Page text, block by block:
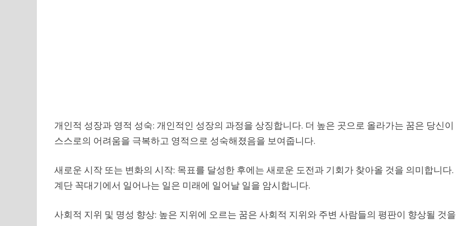
개인적 성장과 영적 성숙: 개인적인 성장의 과정을 상징합니다. 더 높은 곳으로 올라가는 꿈은 당신이
스스로의 어려움을 극복하고 영적으로 성숙해졌음을 보여줍니다.
새로운 시작 또는 변화의 시작: 목표를 달성한 후에는 새로운 도전과 기회가 찾아올 것을 의미합니다.
계단 꼭대기에서 일어나는 일은 미래에 일어날 일을 암시합니다.
사회적 지위 및 명성 향상: 높은 지위에 오르는 꿈은 사회적 지위와 주변 사람들의 평판이 향상될 것을